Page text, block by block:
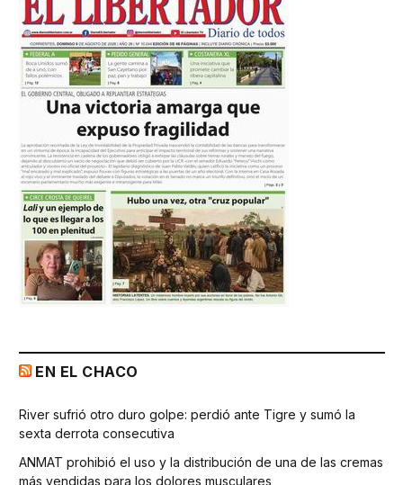
EN EL CHACO
River sufrió otro duro golpe: perdió ante Tigre y sumó la
sexta derrota consecutiva
ANMAT prohibió el uso y la distribución de una de las cremas
más vendidas para los dolores musculares